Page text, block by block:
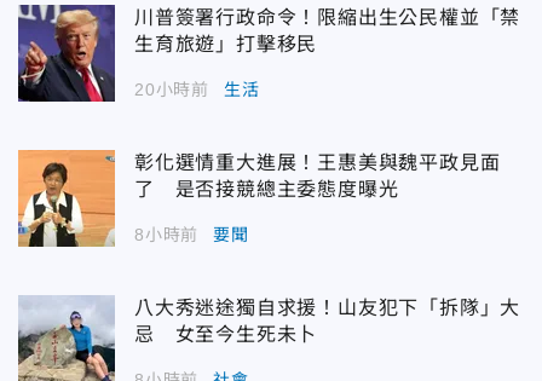
川普簽署行政命令！限縮出生公民權並「禁
生育旅遊」打擊移民
20小時前 生活
彰化選情重大進展！王惠美與魏平政見面
了 是否接競總主委態度曝光
8小時前 要聞
八大秀迷途獨自求援！山友犯下「拆隊」大
忌 女至今生死未卜